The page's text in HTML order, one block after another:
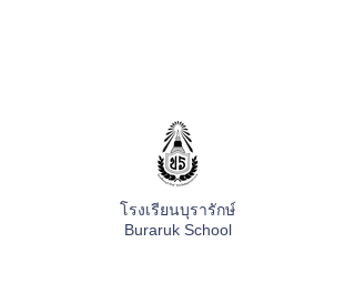
โรงเรียนบุรารักษ์
Buraruk School